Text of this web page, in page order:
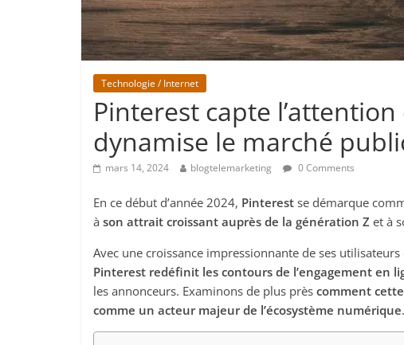
Technologie / Internet
Pinterest capte
dynamise le marché
mars 14, 2024 blogtelemarketing 0 Comments
En ce début d’année 2024, Pinterest se démarque
à son attrait croissant auprès de la génération Z et à
Avec une croissance impressionnante de ses
Pinterest redéfinit les contours de l’engagement en
les annonceurs. Examinons de plus près comment cette
comme un acteur majeur de l’écosystème numérique.